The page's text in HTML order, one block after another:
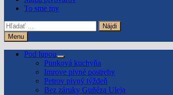
To sme my
Hľadať:
Menu
Pod lupou
Show
sub
menu
Punková kuchyňa
Imrove pivné postrehy
Petrov pivný týždeň
Bez záruky Guñéza Uleja